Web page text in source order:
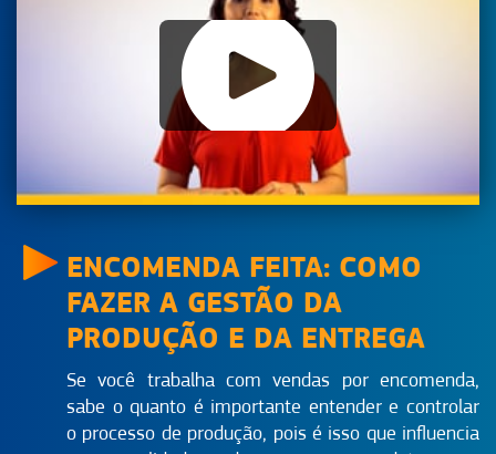
Escolha a melhor embalagem para o seu produto
Como arrumar o estoque e reduzir custos
A produção de alimentos para pessoas com dietas
ENCOMENDA FEITA: COMO
FAZER A GESTÃO DA
PRODUÇÃO E DA ENTREGA
Se você trabalha com vendas por encomenda,
sabe o quanto é importante entender e controlar
o processo de produção, pois é isso que influencia